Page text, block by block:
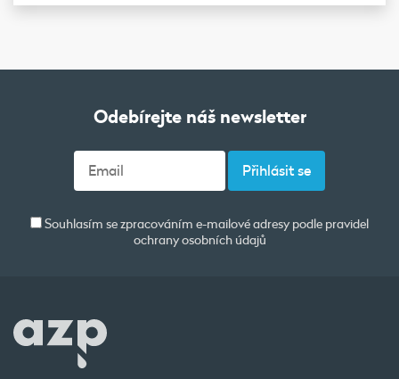
Odebírejte náš newsletter
Souhlasím se zpracováním e-mailové adresy podle pravidel
ochrany osobních údajů